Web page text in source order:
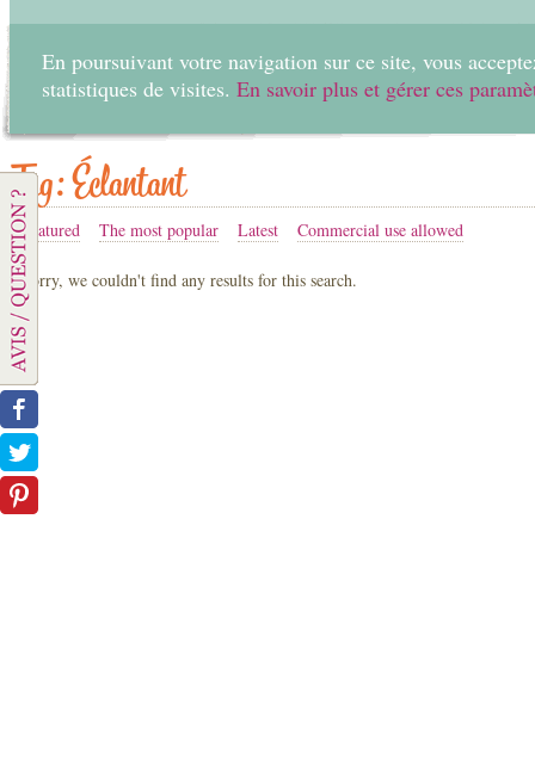
En poursuivant votre navigation sur ce site, vous
statistiques de visites. En savoir plus et gérer ces
Tag: Éclantant
Featured The most popular Latest Commercial use allowed
Sorry, we couldn't find any results for this search.